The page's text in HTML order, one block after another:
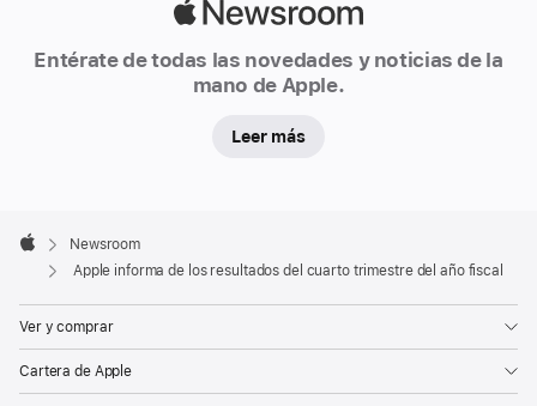
Entérate de todas las novedades y noticias de la
mano de Apple.
Leer más
Footer

Apple
Newsroom
Apple informa de los resultados del cuarto trimestre del año fiscal
Ver y comprar
Cartera de Apple